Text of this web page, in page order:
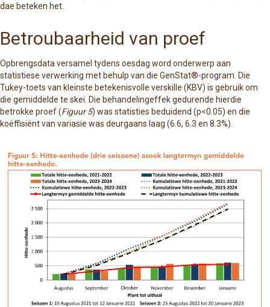
dae beteken het.
Betroubaarheid van proef
Opbrengsdata versamel tydens oesdag word onderwerp aan
statistiese verwerking met behulp van die GenStat®-program. Die
Tukey-toets van kleinste betekenisvolle verskille (KBV) is gebruik om
die gemiddelde te skei. Die behandelingeffek gedurende hierdie
betrokke proef (Figuur 5) was statisties beduidend (p<0.05) en die
koëffisiënt van variasie was deurgaans laag (6.6, 6.3 en 8.3%).